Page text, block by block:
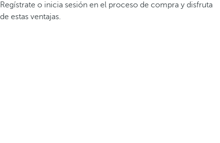
Regístrate o inicia sesión en el proceso de compra y disfruta
de estas ventajas.